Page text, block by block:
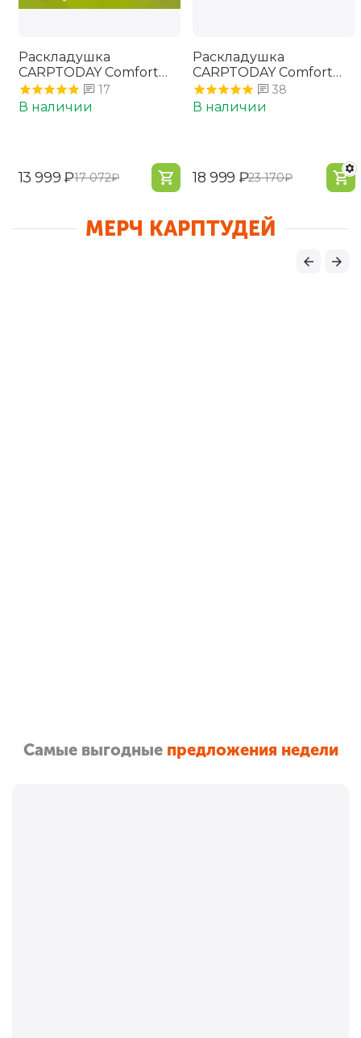
Раскладушка
CARPTODAY Comfort
Bed 6 Leg
17
В наличии
‍13 999‍₽‍17 072‍₽
Раскладушка
CARPTODAY Comfort
Bed 8 Leg Long
38
В наличии
‍18 999‍ ₽‍23 170‍₽
МЕРЧ КАРПТУДЕЙ
Самые выгодные предложения недели